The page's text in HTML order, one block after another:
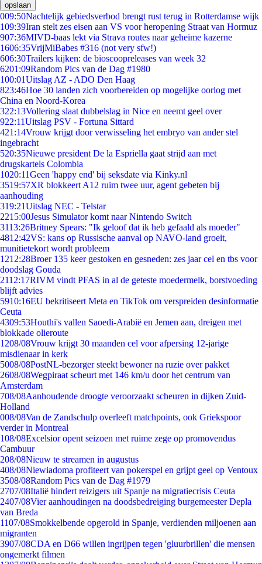
opslaan
009:50Nachtelijk gebiedsverbod brengt rust terug in Rotterdamse wijk
109:39Iran stelt zes eisen aan VS voor heropening Straat van Hormuz
907:36MIVD-baas lekt via Strava routes naar geheime kazerne
1606:35VrijMiBabes #316 (not very sfw!)
606:30Trailers kijken: de bioscoopreleases van week 32
6201:09Random Pics van de Dag #1980
100:01Uitslag AZ - ADO Den Haag
823:46Hoe 30 landen zich voorbereiden op mogelijke oorlog met
China en Noord-Korea
322:13Vollering slaat dubbelslag in Nice en neemt geel over
922:11Uitslag PSV - Fortuna Sittard
421:14Vrouw krijgt door verwisseling het embryo van ander stel
ingebracht
520:35Nieuwe president De la Espriella gaat strijd aan met
drugskartels Colombia
1020:11Geen 'happy end' bij seksdate via Kinky.nl
3519:57XR blokkeert A12 ruim twee uur, agent gebeten bij
aanhouding
319:21Uitslag NEC - Telstar
2215:00Jesus Simulator komt naar Nintendo Switch
3113:26Britney Spears: "Ik geloof dat ik heb gefaald als moeder"
4812:42VS: kans op Russische aanval op NAVO-land groeit,
munitietekort wordt probleem
1212:28Broer 135 keer gestoken en gesneden: zes jaar cel en tbs voor
doodslag Gouda
2112:17RIVM vindt PFAS in al de geteste moedermelk, borstvoeding
blijft advies
5910:16EU bekritiseert Meta en TikTok om verspreiden desinformatie
Ceuta
4309:53Houthi's vallen Saoedi-Arabië en Jemen aan, dreigen met
blokkade olieroute
1208/08Vrouw krijgt 30 maanden cel voor afpersing 12-jarige
misdienaar in kerk
5008/08PostNL-bezorger steekt bewoner na ruzie over pakket
2608/08Wegpiraat scheurt met 146 km/u door het centrum van
Amsterdam
708/08Aanhoudende droogte veroorzaakt scheuren in dijken Zuid-
Holland
008/08Van de Zandschulp overleeft matchpoints, ook Griekspoor
verder in Montreal
108/08Excelsior opent seizoen met ruime zege op promovendus
Cambuur
208/08Nieuw te streamen in augustus
408/08Niewiadoma profiteert van pokerspel en grijpt geel op Ventoux
3508/08Random Pics van de Dag #1979
2707/08Italië hindert reizigers uit Spanje na migratiecrisis Ceuta
2407/08Vier aanhoudingen na doodsbedreiging burgemeester Depla
van Breda
1107/08Smokkelbende opgerold in Spanje, verdienden miljoenen aan
migranten
3907/08CDA en D66 willen ingrijpen tegen 'gluurbrillen' die mensen
ongemerkt filmen